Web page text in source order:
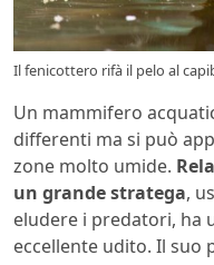
Il fenicottero rifà il pelo al
Un mammifero
differenti ma si può
zone molto umide.
un grande stratega,
eludere i predatori, ha
eccellente udito. Il suo